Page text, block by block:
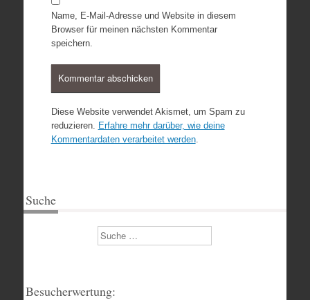
Name, E-Mail-Adresse und Website in diesem
Browser für meinen nächsten Kommentar
speichern.
Diese Website verwendet Akismet, um Spam zu
reduzieren. Erfahre mehr darüber, wie deine
Kommentardaten verarbeitet werden.
Suche
Suchen
Besucherwertung: